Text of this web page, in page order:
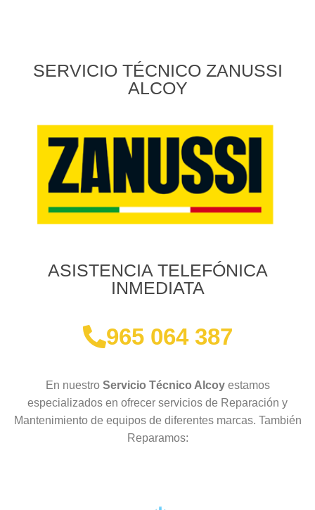
SERVICIO TÉCNICO ZANUSSI
ALCOY
ASISTENCIA TELEFÓNICA
INMEDIATA
965 064 387
En nuestro Servicio Técnico Alcoy estamos
especializados en ofrecer servicios de Reparación y
Mantenimiento de equipos de diferentes marcas. También
Reparamos: